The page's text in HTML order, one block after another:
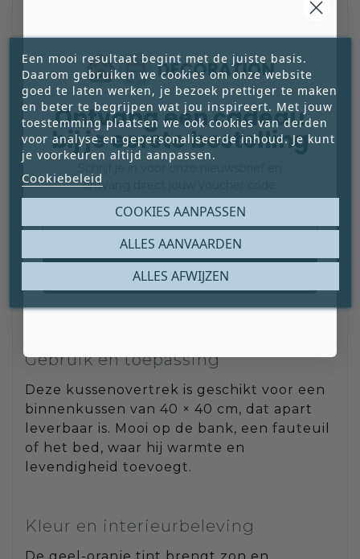
Materiaal en textielgevoel
De hoes is gemaakt van katoen met een
matte, natuurlijke uitstraling. De stof voelt
prettig en stevig aan en is geschikt voor
dagelijks gebruik.
Ontwerp en afwerking
Het ontwerp is bewust eenvoudig
gehouden zodat kleur en materiaal
centraal staan. De ritssluiting is netjes
verwerkt en praktisch in gebruik, zonder
Gebruik en toepassing
Deze kussenovertrek is geschikt voor een
binnenkussen van 40 × 40 cm, dat apart
leverbaar is. Mooi op de bank, een fauteuil
of het bed, waar hij warmte en
levendigheid toevoegt.
Kleur en interieurbeleving
Een mooi resultaat begint met de juiste basis.
Daarom gebruiken we cookies om onze website
goed te laten werken, je bezoek prettiger te maken
en beter te begrijpen wat jou inspireert. Met jouw
toestemming plaatsen we ook cookies van derden
voor analyse en gepersonaliseerde inhoud. Je kunt
je voorkeuren altijd aanpassen.
Cookiebeleid
COOKIES AANPASSEN
ALLES AFWIJZEN
ALLES AANVAARDEN
Ontvang een cadeau
bij je eerste bestelling
ontvang direct jouw voucher code.
Claim mijn gratis cadeau